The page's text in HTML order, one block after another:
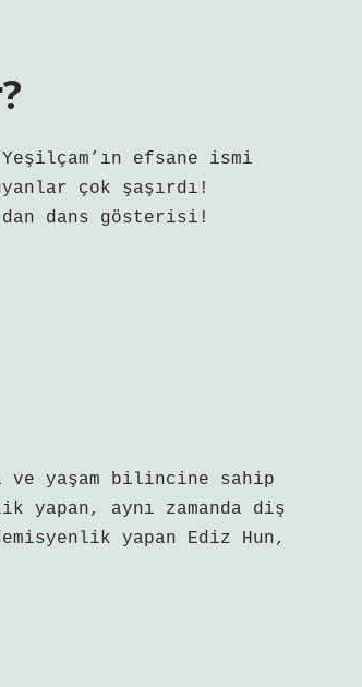
efsane ismi
çok şaşırdı!
dans gösterisi!
ve yaşam bilincine sahip
yapan, aynı zamanda diş
yapan Ediz Hun,